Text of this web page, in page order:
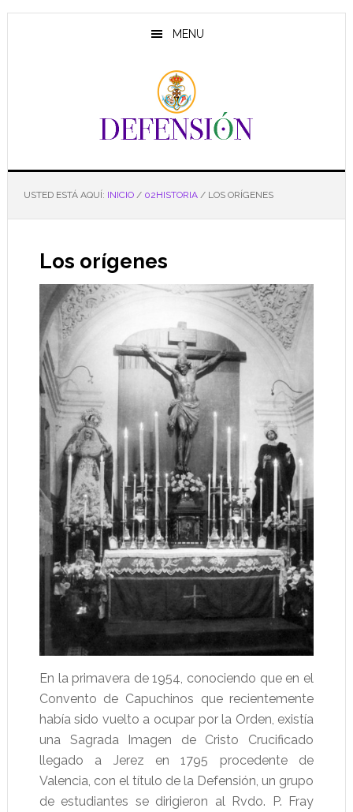
Saltar
Saltar
MENU
USTED ESTÁ AQUÍ: INICIO / 02HISTORIA /LOS ORÍGENES
Los orígenes
En la primavera de 1954, conociendo que en el
Convento de Capuchinos que recientemente
había sido vuelto a ocupar por la Orden, existía
una Sagrada Imagen de Cristo Crucificado
llegado a Jerez en 1795 procedente de
Valencia, con el título de la Defensión, un grupo
de estudiantes se dirigieron al Rvdo. P. Fray